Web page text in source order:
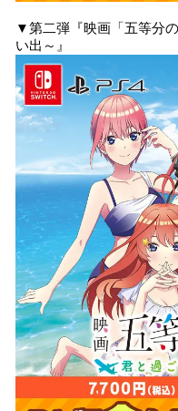
▼第二弾『映画「五等分
い出～』